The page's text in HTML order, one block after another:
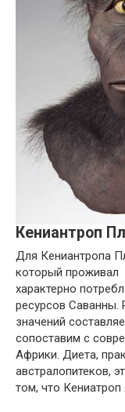
Кениантроп
Для Кениантропа
который проживал
характерно
ресурсов Саванны.
значений
сопоставим с
Африки. Диета,
австралопитеков,
том, что